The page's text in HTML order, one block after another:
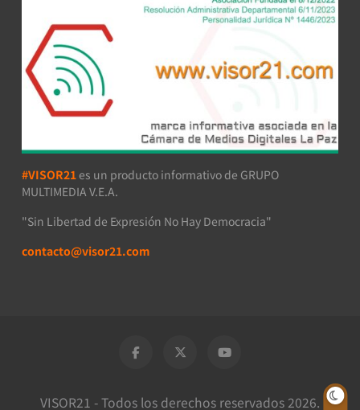
#VISOR21 es un producto informativo de GRUPO
MULTIMEDIA V.E.A.
"Sin Libertad de Expresión No Hay Democracia"
contacto@visor21.com
VISOR21 - Todos los derechos reservados 2026.